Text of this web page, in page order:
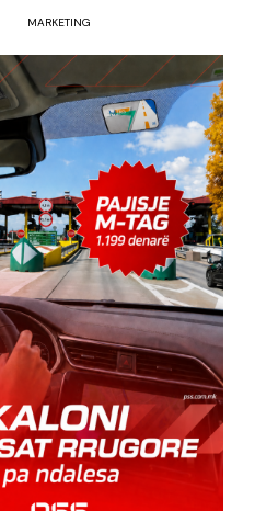
MARKETING